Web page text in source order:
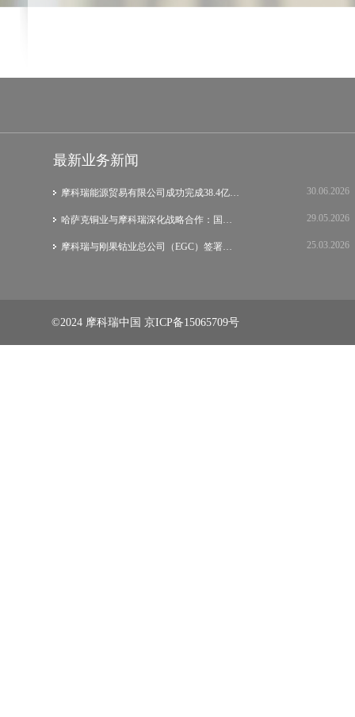
最新业务新闻
摩科瑞能源贸易有限公司成功完成38.4亿美元… 30.06.2026
哈萨克铜业与摩科瑞深化战略合作：国际集团… 29.05.2026
摩科瑞与刚果钴业总公司（EGC）签署战略谅… 25.03.2026
©2024 摩科瑞中国 京ICP备15065709号